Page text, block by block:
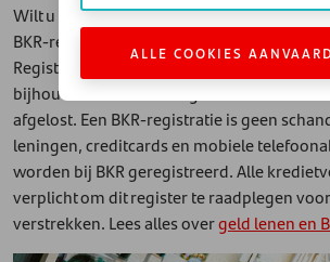
Wilt u een lening aanvragen? Dan wordt er
BKR-registratie heeft. BKR staat voor
Registratie: deze instantie is in Nederland
bijhouden wie een lening heeft – en hoe
afgelost. Een BKR-registratie is geen
leningen, creditcards en mobiele
worden bij BKR geregistreerd. Alle
verplicht om dit register te raadplegen
verstrekken. Lees alles overgeld lenen en
ALLE COOKIES